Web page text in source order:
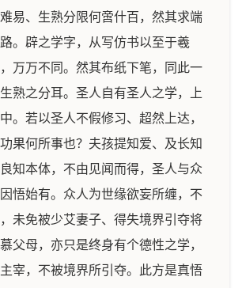
易、生熟分限何啻什百，然其求端
。辟之学字，从写仿书以至于羲
万万不同。然其布纸下笔，同此一
熟之分耳。圣人自有圣人之学，上
。若以圣人不假修习、超然上达，
果何所事也？夫孩提知爱、及长知
知本体，不由见闻而得，圣人与众
悟始有。众人为世缘欲妄所缠，不
未免被少艾妻子、得失境界引夺将
父母，亦只是终身有个德性之学，
宰，不被境界所引夺。此方是真悟